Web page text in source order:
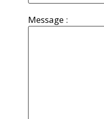
Message :